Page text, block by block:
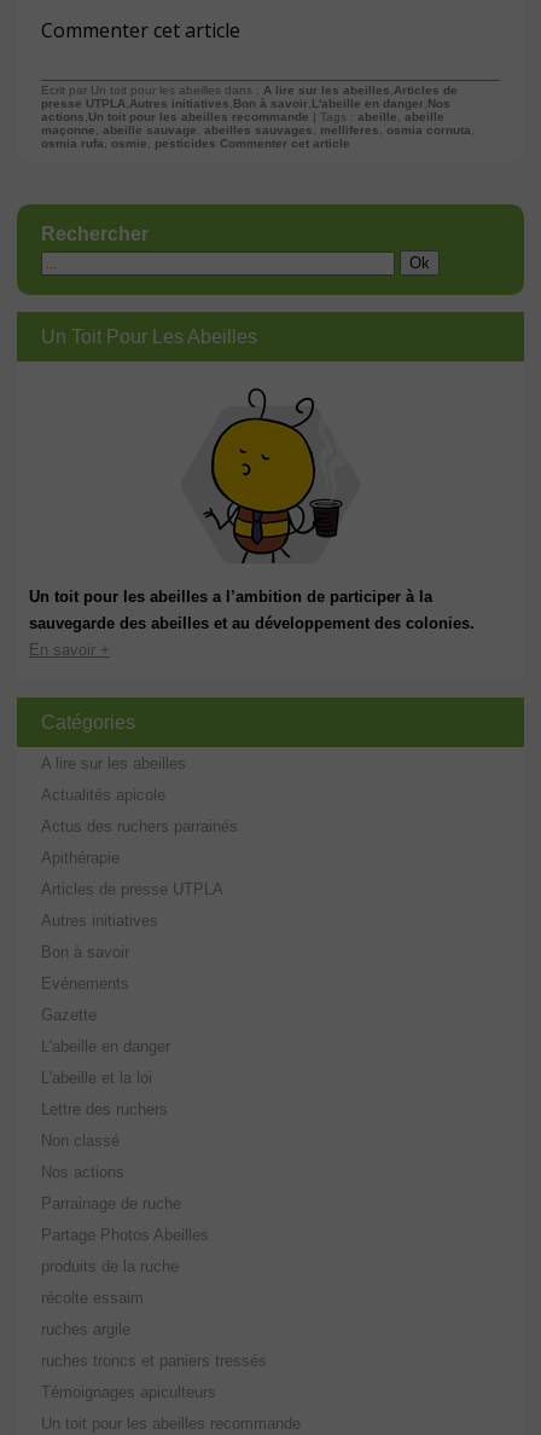
Commenter cet article
Ecrit par Un toit pour les abeilles dans : A lire sur les abeilles Articles de
presse UTPLA Autres initiatives Bon à savoir L'abeille en danger Nos
actions Un toit pour les abeilles recommande | Tags : abeille
abeille
maçonne
abeille sauvage abeilles sauvages melliferes osmia cornuta
osmia rufa
osmie pesticides Commenter cet article
Rechercher
Un Toit Pour Les Abeilles
Un toit pour les abeilles a l’ambition de participer à la
sauvegarde des abeilles et au développement des colonies.
En savoir +
Catégories
A lire sur les abeilles
Actualités apicole
Actus des ruchers parrainés
Apithérapie
Articles de presse UTPLA
Autres initiatives
Bon à savoir
Evénements
Gazette
L'abeille en danger
L'abeille et la loi
Lettre des ruchers
Non classé
Nos actions
Parrainage de ruche
Partage Photos Abeilles
produits de la ruche
récolte essaim
ruches argile
ruches troncs et paniers tressés
Témoignages apiculteurs
Un toit pour les abeilles recommande